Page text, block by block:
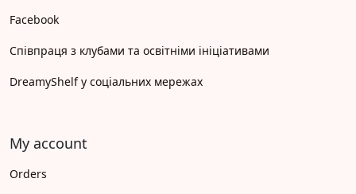
Facebook
Співпраця з клубами та освітніми ініціативами
DreamyShelf у соціальних мережах
My account
Orders